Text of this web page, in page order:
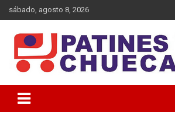
Saltar
al
sábado, agosto 8, 2026
Patines y Chuecas